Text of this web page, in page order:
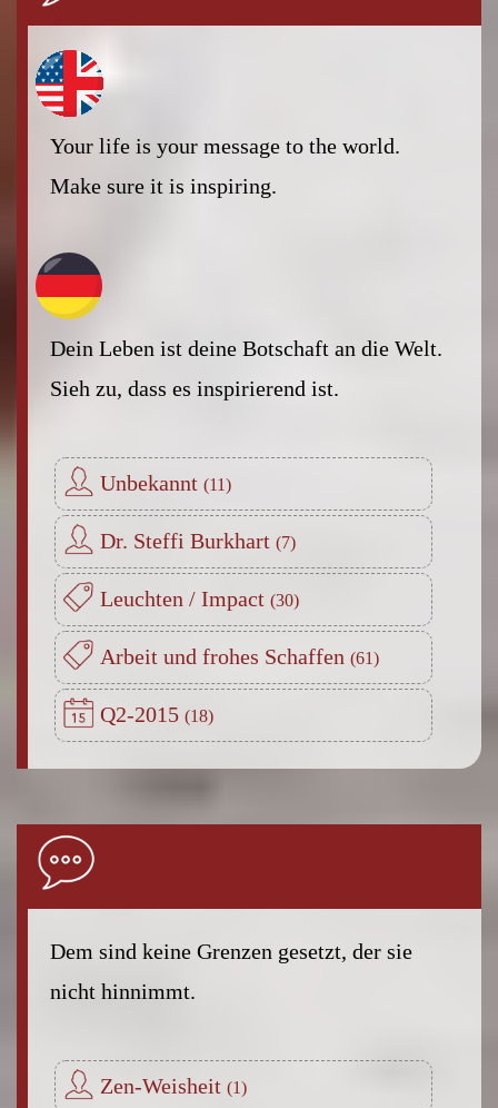
Your life is your message to the world.
Make sure it is inspiring.
Dein Leben ist deine Botschaft an die Welt.
Sieh zu, dass es inspirierend ist.
Unbekannt
Dr. Steffi Burkhart
Leuchten / Impact
Arbeit und frohes Schaffen
Q2-2015
Dem sind keine Grenzen gesetzt, der sie
nicht hinnimmt.
Zen-Weisheit